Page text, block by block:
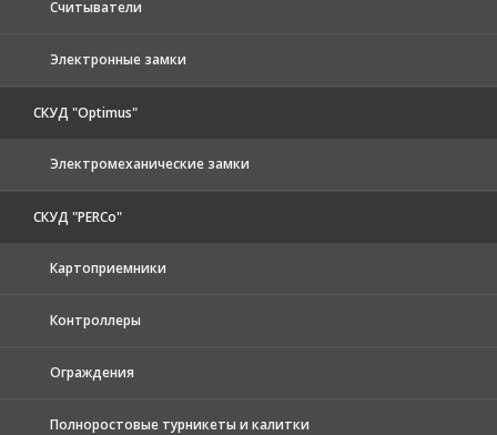
Считыватели
Электронные замки
СКУД "Optimus"
Электромеханические замки
СКУД "PERCo"
Картоприемники
Контроллеры
Ограждения
Полноростовые турникеты и калитки